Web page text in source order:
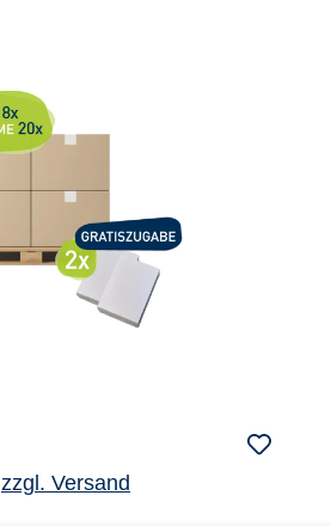
zzgl. Versand